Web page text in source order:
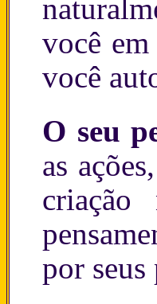
você
você
O seu
as
criação
por seus